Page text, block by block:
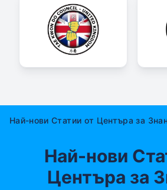
Най-нови Статии от Центъра за
Най-нови
Центъра за